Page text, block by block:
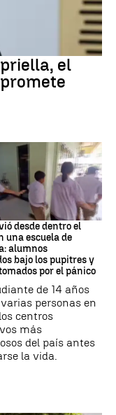
el
desde dentro el
una escuela de
alumnos
bajo los pupitres y
por el pánico
de 14 años
personas en
centros
más
del país antes
la vida.